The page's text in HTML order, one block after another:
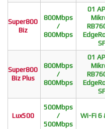
Super800
Biz
800Mbps
/
800Mbps
01
Super800
Biz Plus
800Mbps
/
800Mbps
01
Lux500
500Mbps
/
500Mbps
Wi-Fi 6